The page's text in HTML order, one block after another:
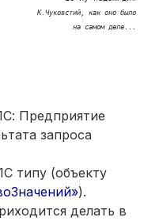
К.Чуковстий, как оно было
на самом деле...
Предприятие
запроса
типу (объекту
).
делать в